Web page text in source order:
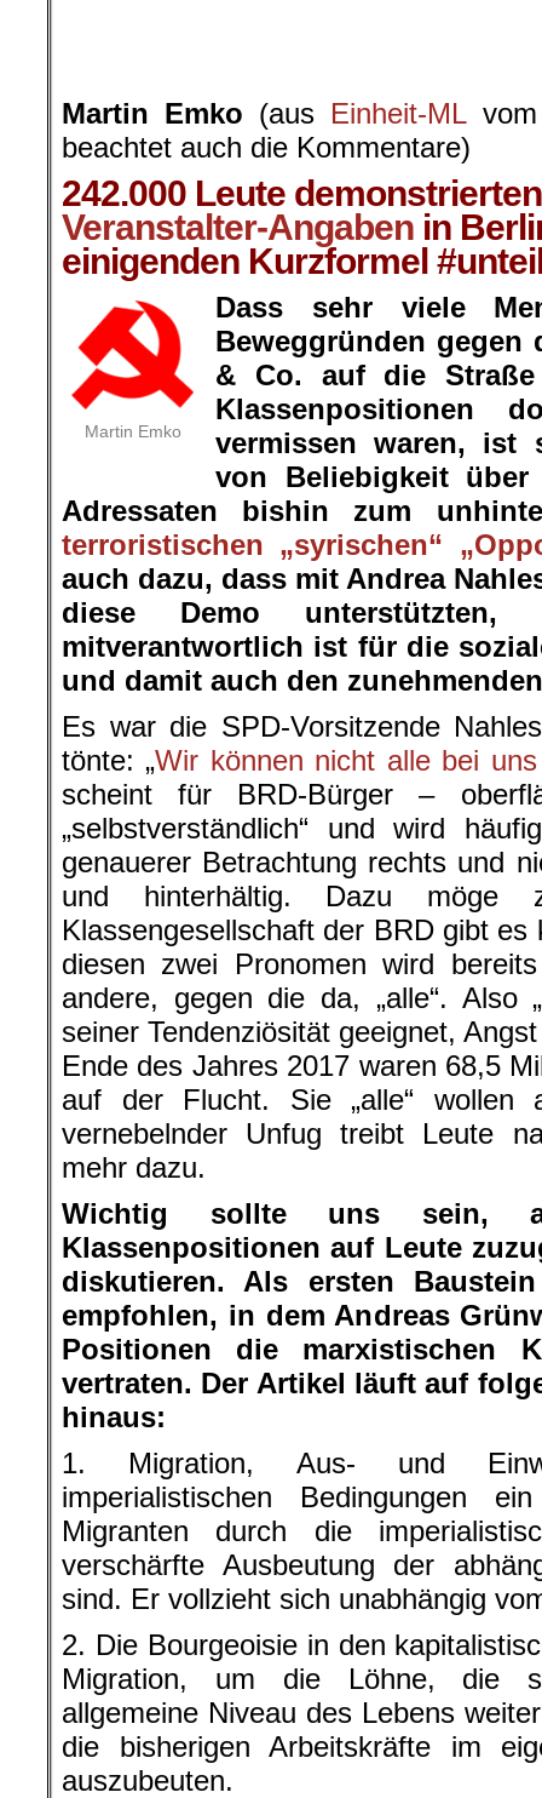
Martin Emko (aus Einheit-MLvom
beachtet auch die Kommentare)
242.000 Leute
Veranstalter-Angaben in
einigenden Kurzformel
Martin Emko
Dass sehr viele
Beweggründen gegen
& Co. auf die
Klassenpositionen
vermissen waren, ist
von Beliebigkeit
Adressaten bishin zum
terroristischen „syrischen“
auch dazu, dass mit Andrea
diese Demo
mitverantwortlich ist für die
und damit auch den
Es war die SPD-Vorsitzende
tönte: „Wir können nicht alle bei
scheint für BRD-Bürger –
„selbstverständlich“ und wird
genauerer Betrachtung rechts und
und hinterhältig. Dazu möge
Klassengesellschaft der BRD gibt es
diesen zwei Pronomen wird
andere, gegen die da, „alle“. Also
seiner Tendenziösität geeignet,
Ende des Jahres 2017 waren 68,5
auf der Flucht. Sie „alle“ wollen
vernebelnder Unfug treibt Leute
mehr dazu.
Wichtig sollte uns sein,
Klassenpositionen auf Leute
diskutieren. Als ersten
empfohlen, in dem Andreas
Positionen die marxistischen
vertraten. Der Artikel läuft auf
hinaus:
1. Migration, Aus- und
imperialistischen Bedingungen
Migranten durch die
verschärfte Ausbeutung der
sind. Er vollzieht sich unabhängig
2. Die Bourgeoisie in den
Migration, um die Löhne, die
allgemeine Niveau des Lebens
die bisherigen Arbeitskräfte im
auszubeuten.